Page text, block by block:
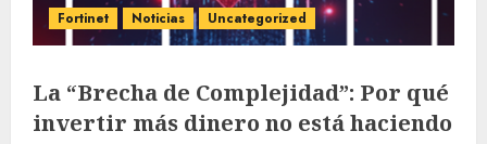
Fortinet Noticias Uncategorized
La “Brecha de Complejidad”: Por qué
invertir más dinero no está haciendo